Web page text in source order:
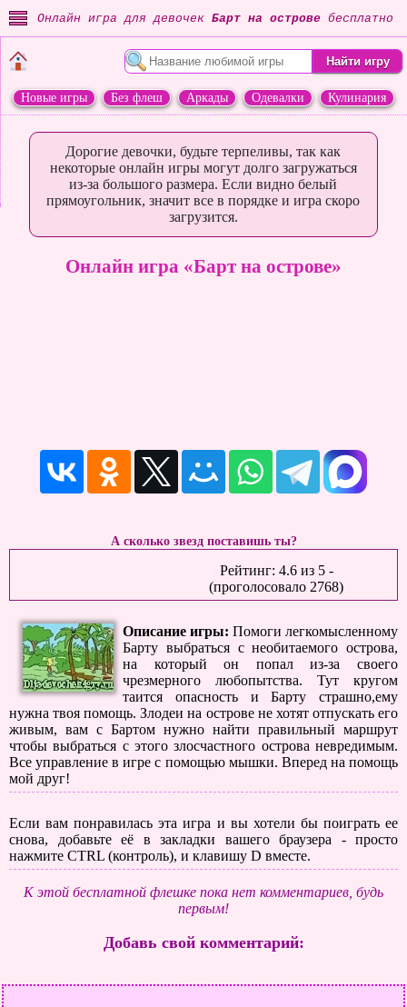
Онлайн игра для девочек Барт на острове бесплатно
Новые игры Без флеш Аркады Одевалки
Кулинария
Дорогие девочки, будьте терпеливы, так как
некоторые онлайн игры могут долго загружаться
из-за большого размера. Если видно белый
прямоугольник, значит все в порядке и игра скоро
загрузится.
Онлайн игра «Барт на острове»
А сколько звезд поставишь ты?
Рейтинг: 4.6из 5-
(проголосовало 2768)
Описание игры: Помоги легкомысленному
Барту выбраться с необитаемого острова,
на который он попал из-за своего
чрезмерного любопытства. Тут кругом
таится опасность и Барту страшно,ему
нужна твоя помощь. Злодеи на острове не хотят отпускать его
живым, вам с Бартом нужно найти правильный маршрут
чтобы выбраться с этого злосчастного острова невредимым.
Все управление в игре с помощью мышки. Вперед на помощь
мой друг!
Если вам понравилась эта игра и вы хотели бы поиграть ее
снова, добавьте её в закладки вашего браузера - просто
нажмите CTRL (контроль), и клавишу D вместе.
К этой бесплатной флешке пока нет комментариев, будь
первым!
Добавь свой комментарий: